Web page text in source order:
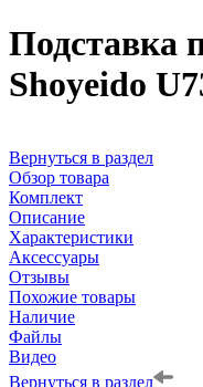
Подставка
Shoyeido
Вернуться в раздел
Обзор товара
Комплект
Описание
Характеристики
Аксессуары
Отзывы
Похожие товары
Наличие
Файлы
Видео
Вернуться в раздел